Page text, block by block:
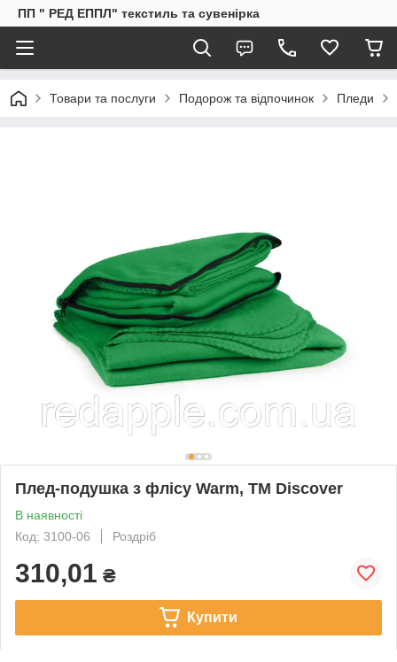
ПП " РЕД ЕППЛ" текстиль та сувенірка
Товари та послуги Подорож та відпочинок Пледи
Плед-подушка з флісу Warm, TM Discover
В наявності
Код: 3100-06
Роздріб
310,01 ₴
Купити